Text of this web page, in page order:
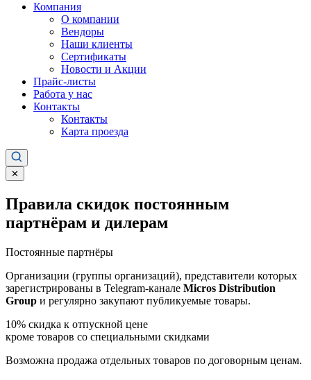
Компания
О компании
Вендоры
Наши клиенты
Сертификаты
Новости и Акции
Прайс-листы
Работа у нас
Контакты
Контакты
Карта проезда
✕
Правила скидок постоянным
партнёрам и дилерам
Постоянные партнёры
Организации (группы организаций), представители которых
зарегистрированы в Telegram-канале Micros Distribution
Group и регулярно закупают публикуемые товары.
10% скидка к отпускной цене
кроме товаров со специальными скидками
Возможна продажа отдельных товаров по договорным ценам.